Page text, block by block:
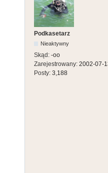
Podkasetarz
Nieaktywny
Skąd: -oo
Zarejestrowany: 2002-07-
Posty: 3,188